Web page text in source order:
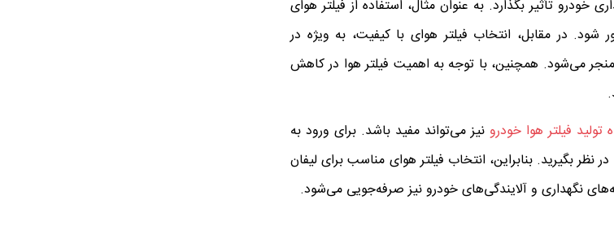
خودرو تأثیر بگذارد. به عنوان مثال، استفاده از فیلتر هوای
در مقابل، انتخاب فیلتر هوای با کیفیت، به ویژه در
می‌شود. همچنین، با توجه به اهمیت فیلتر هوا در کاهش
تولید فیلتر هوا خودرو نیز می‌تواند مفید باشد. برای ورود به
نظر بگیرید. بنابراین، انتخاب فیلتر هوای مناسب برای لیفان